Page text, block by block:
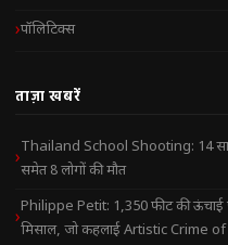
पॉलिटिक्स
ताज़ा खबरें
Thailand School Shooting: 14
समेत 8 लोगों की मौत
Philippe Petit: 1,350 फीट की
मिसाल, जो कहलाई Artistic Crime